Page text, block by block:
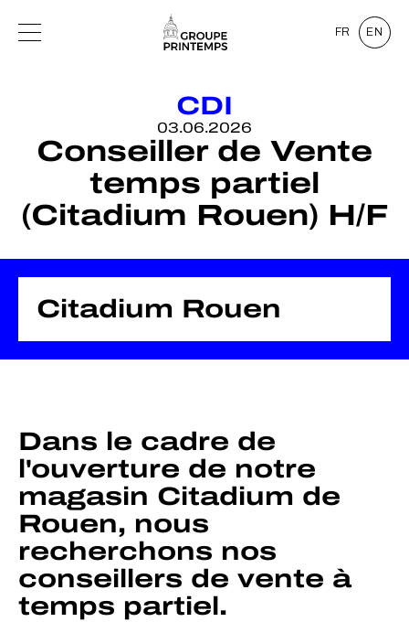
FR EN
CDI
03.06.2026
Conseiller de Vente
temps partiel
(Citadium Rouen) H/F
Citadium Rouen
Dans le cadre de
l'ouverture de notre
magasin Citadium de
Rouen, nous
recherchons nos
conseillers de vente à
temps partiel.